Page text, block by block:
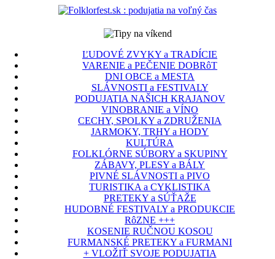
ĽUDOVÉ ZVYKY a TRADÍCIE
VARENIE a PEČENIE DOBRôT
DNI OBCE a MESTA
SLÁVNOSTI a FESTIVALY
PODUJATIA NAŠICH KRAJANOV
VINOBRANIE a VÍNO
CECHY, SPOLKY a ZDRUŽENIA
JARMOKY, TRHY a HODY
KULTÚRA
FOLKLÓRNE SÚBORY a SKUPINY
ZÁBAVY, PLESY a BÁLY
PIVNÉ SLÁVNOSTI a PIVO
TURISTIKA a CYKLISTIKA
PRETEKY a SÚŤAŽE
HUDOBNÉ FESTIVALY a PRODUKCIE
RôZNE +++
KOSENIE RUČNOU KOSOU
FURMANSKÉ PRETEKY a FURMANI
+ VLOŽIŤ SVOJE PODUJATIA